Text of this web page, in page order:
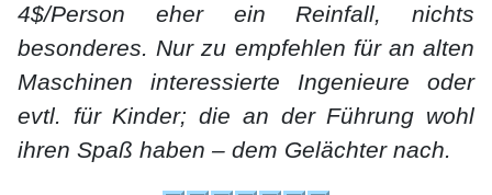
4$/Person eher ein Reinfall, nichts
besonderes. Nur zu empfehlen für an alten
Maschinen interessierte Ingenieure oder
evtl. für Kinder; die an der Führung wohl
ihren Spaß haben – dem Gelächter nach.